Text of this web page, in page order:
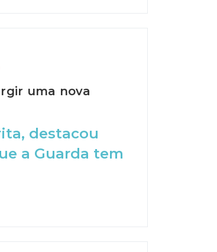
uma nova
destacou
a Guarda tem